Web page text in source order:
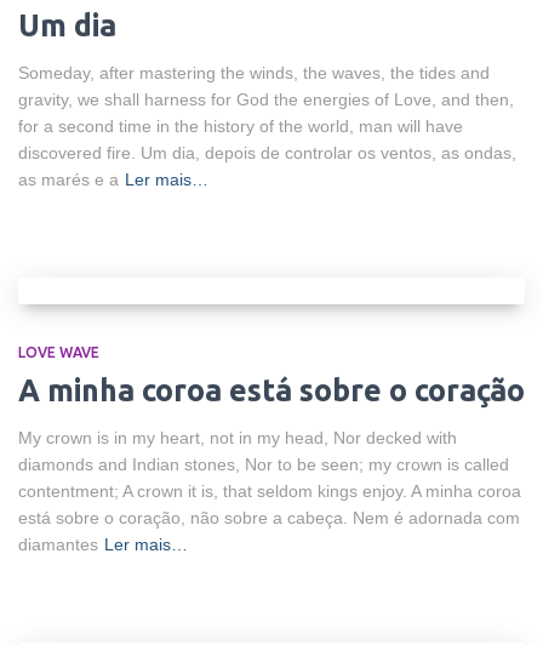
Um dia
Someday, after mastering the winds, the waves, the tides and
gravity, we shall harness for God the energies of Love, and then,
for a second time in the history of the world, man will have
discovered fire. Um dia, depois de controlar os ventos, as ondas,
as marés e a Ler mais…
LOVE WAVE
A minha coroa está sobre o coração
My crown is in my heart, not in my head, Nor decked with
diamonds and Indian stones, Nor to be seen; my crown is called
contentment; A crown it is, that seldom kings enjoy. A minha coroa
está sobre o coração, não sobre a cabeça. Nem é adornada com
diamantes Ler mais…